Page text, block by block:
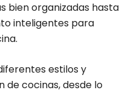
bien organizadas hasta
inteligentes para
estilos y
de cocinas, desde lo